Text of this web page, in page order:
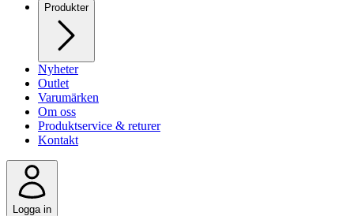
Produkter
Nyheter
Outlet
Varumärken
Om oss
Produktservice & returer
Kontakt
Logga in